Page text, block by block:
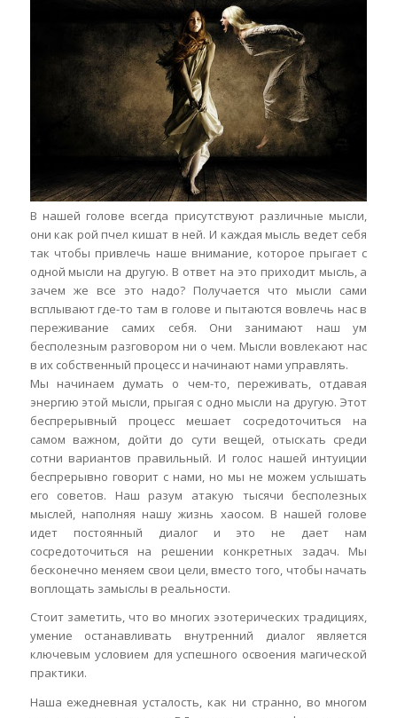
В нашей голове всегда присутствуют различные мысли,
они как рой пчел кишат в ней. И каждая мысль ведет себя
так чтобы привлечь наше внимание, которое прыгает с
одной мысли на другую. В ответ на это приходит мысль, а
зачем же все это надо? Получается что мысли сами
всплывают где-то там в голове и пытаются вовлечь нас в
переживание самих себя. Они занимают наш ум
бесполезным разговором ни о чем. Мысли вовлекают нас
в их собственный процесс и начинают нами управлять.
Мы начинаем думать о чем-то, переживать, отдавая
энергию этой мысли, прыгая с одно мысли на другую. Этот
беспрерывный процесс мешает сосредоточиться на
самом важном, дойти до сути вещей, отыскать среди
сотни вариантов правильный. И голос нашей интуиции
беспрерывно говорит с нами, но мы не можем услышать
его советов. Наш разум атакую тысячи бесполезных
мыслей, наполняя нашу жизнь хаосом. В нашей голове
идет постоянный диалог и это не дает нам
сосредоточиться на решении конкретных задач. Мы
бесконечно меняем свои цели, вместо того, чтобы начать
воплощать замыслы в реальности.
Стоит заметить, что во многих эзотерических традициях,
умение останавливать внутренний диалог является
ключевым условием для успешного освоения магической
практики.
Наша ежедневная усталость, как ни странно, во многом